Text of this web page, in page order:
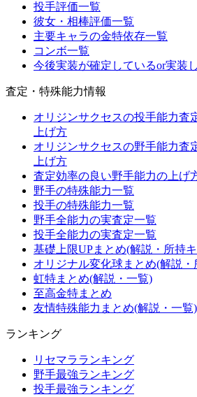
投手評価一覧
彼女・相棒評価一覧
主要キャラの金特依存一覧
コンボ一覧
今後実装が確定しているor実装
査定・特殊能力情報
オリジンサクセスの投手能力査
上げ方
オリジンサクセスの野手能力査
上げ方
査定効率の良い野手能力の上げ
野手の特殊能力一覧
投手の特殊能力一覧
野手全能力の実査定一覧
投手全能力の実査定一覧
基礎上限UPまとめ(解説・所持
オリジナル変化球まとめ(解説・
虹特まとめ(解説・一覧)
至高金特まとめ
友情特殊能力まとめ(解説・一覧)
ランキング
リセマラランキング
野手最強ランキング
投手最強ランキング